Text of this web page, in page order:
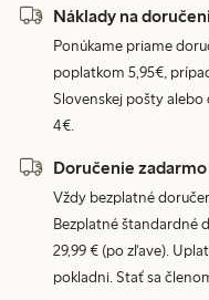
Náklady na
Ponúkame priame
poplatkom 5,95€,
Slovenskej pošty
4€.
Doručenie zadarmo
Vždy bezplatné
Bezplatné štandardné
29,99 € (po zľave).
pokladni. Stať sa